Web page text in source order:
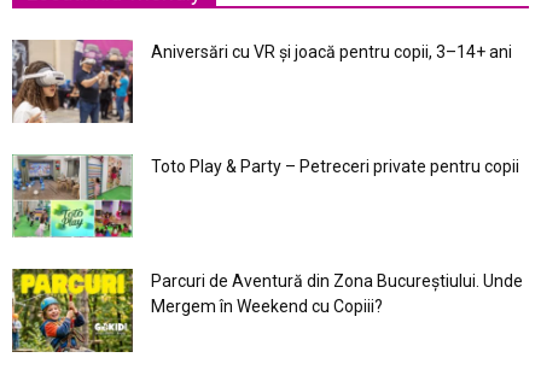
Aniversări cu VR și joacă pentru copii, 3–14+ ani
Toto Play & Party – Petreceri private pentru copii
Parcuri de Aventură din Zona Bucureştiului. Unde
Mergem în Weekend cu Copiii?